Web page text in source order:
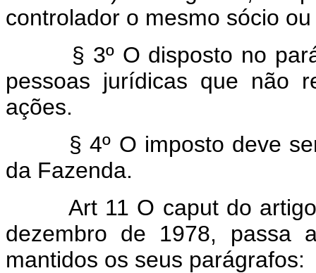
controlador o mesmo sócio
§ 3º O disposto no
pessoas jurídicas que não
ações.
§ 4º O imposto deve ser
da Fazenda.
Art 11 O caput do
dezembro de 1978, passa
mantidos os seus parágrafos: